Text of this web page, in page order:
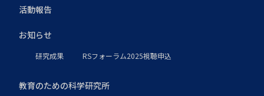
活動報告
お知らせ
研究成果 RSフォーラム2025視聴申込
教育のための科学研究所